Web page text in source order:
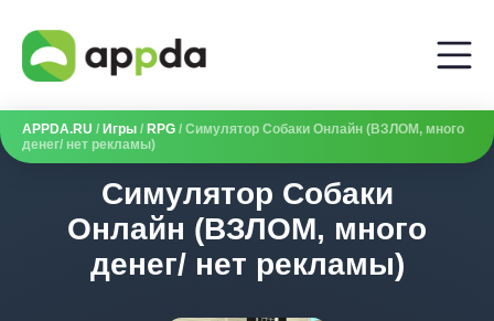
APPDA.RU / Игры / RPG / Симулятор Собаки Онлайн (ВЗЛОМ, много
денег/ нет рекламы)
Симулятор Собаки
Онлайн (ВЗЛОМ, много
денег/ нет рекламы)